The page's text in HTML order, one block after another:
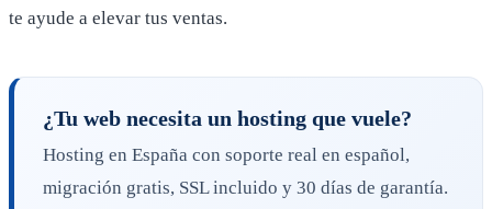
te ayude a elevar tus ventas.
¿Tu web necesita un hosting que vuele?
Hosting en España con soporte real en español,
migración gratis, SSL incluido y 30 días de garantía.